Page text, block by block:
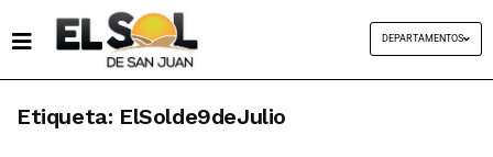
DEPARTAMENTOS
Etiqueta: ElSolde9deJulio